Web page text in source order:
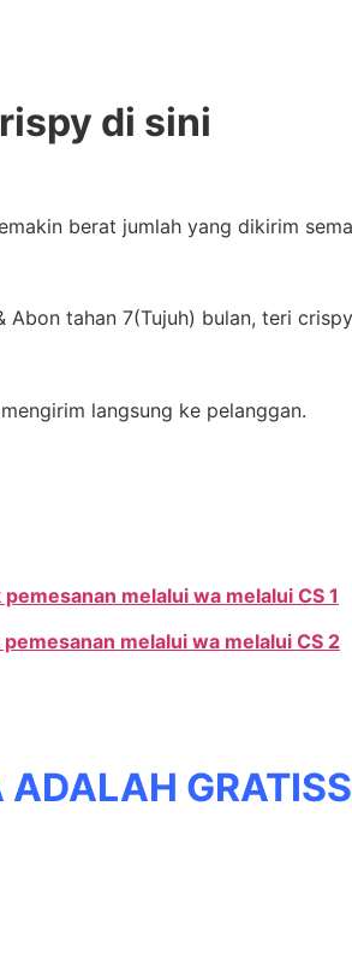
di sini
berat jumlah yang dikirim
Abon tahan 7(Tujuh) bulan, teri
langsung ke pelanggan.
melalui wa melalui CS 1
melalui wa melalui CS 2